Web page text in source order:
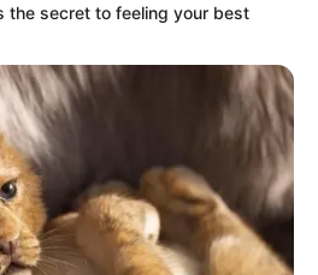
un año le saldrá
incentivo que alegraría
the secret to feeling your best